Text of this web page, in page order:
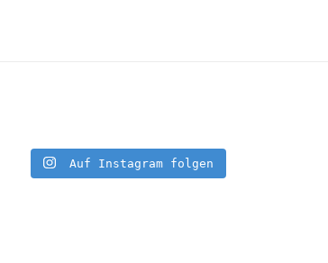
Auf Instagram folgen